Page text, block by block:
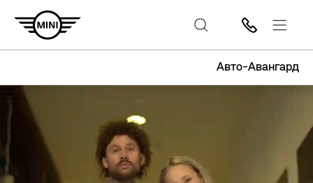
Авто-Авангард